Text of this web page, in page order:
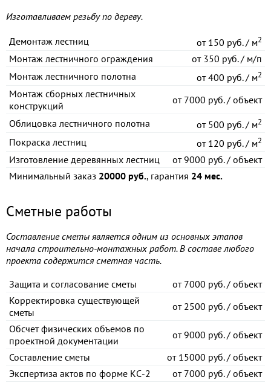
Изготавливаем резьбу по дереву.
Демонтаж лестниц от150 руб. / м2
Монтаж лестничного ограждения от350 руб. / м/п
Монтаж лестничного полотна
от400 руб. / м2
Монтаж сборных лестничных
конструкций
от7000 руб. / объект
Облицовка лестничного полотна
от500 руб. / м2
Покраска лестниц от120 руб. / м2
Изготовление деревянных лестниц от9000 руб. / объект
Минимальный заказ 20000 руб., гарантия 24 мес.
Сметные работы
Составление сметы является одним из основных этапов
начала строительно-монтажных работ. В составе любого
проекта содержится сметная часть.
Защита и согласование сметы
от7000 руб. / объект
Корректировка существующей
сметы
от2500 руб. / объект
Обсчет физических объемов по
проектной документации
от9000 руб. / объект
Составление сметы
от15000 руб. / объект
Экспертиза актов по форме КС-2
от7000 руб. / объект